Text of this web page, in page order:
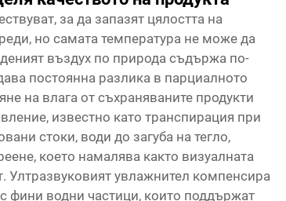
за да запазят цялостта на
но самата температура не може да
въздух по природа съдържа по-
постоянна разлика в парциалното
на влага от съхраняваните продукти
известно като транспирация при
стоки, води до загуба на тегло,
което намалява както визуалната
Ултразвуковият увлажнител компенсира
фини водни частици, които поддържат